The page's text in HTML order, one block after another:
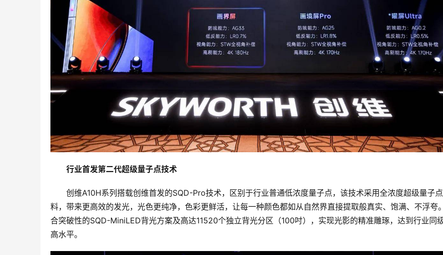
行业首发第二代超级量子点技术
创维A10H系列搭载创维首发的SQD-Pro技术，区别于行业普通低浓度量子点，该技术采用全浓度超级量子
料，带来更高效的发光，光色更纯净，色彩更鲜活，让每一种颜色都如从自然界直接提取般真实、饱满、不浮夸
合突破性的SQD-MiniLED背光方案及高达11520个独立背光分区（100吋），实现光影的精准雕琢，达到行业同
高水平。